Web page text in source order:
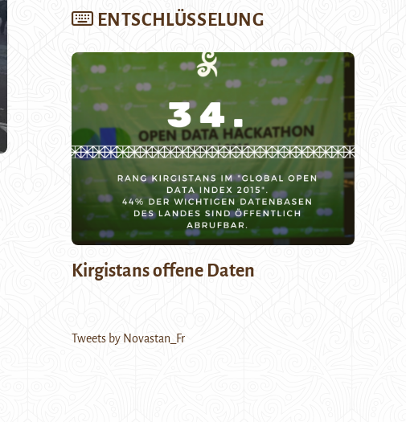
ENTSCHLÜSSELUNG
Kirgistans offene Daten
Tweets by Novastan_Fr